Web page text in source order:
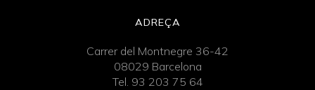
ADREÇA
Carrer del Montnegre 36-42
08029 Barcelona
Tel. 93 203 75 64